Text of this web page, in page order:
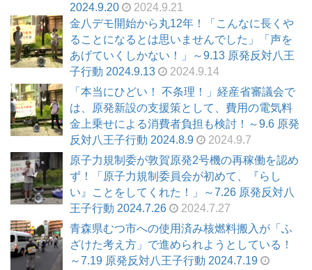
2024.9.20
2024.9.21
金八デモ開始から丸12年！「こんなに長くや
ることになるとは思いませんでした」「声を
あげていくしかない！」～9.13 原発反対八王
子行動 2024.9.13
2024.9.14
「本当にひどい！ 不条理！」経産省審議会で
は、原発新設の支援策として、費用の電気料
金上乗せによる消費者負担も検討！～9.6 原発
反対八王子行動 2024.8.9
2024.9.7
原子力規制委が敦賀原発2号機の再稼働を認め
ず！「原子力規制委員会が初めて、『らし
い』ことをしてくれた！」～7.26 原発反対八
王子行動 2024.7.26
2024.7.27
青森県むつ市への使用済み核燃料搬入が「ふ
ざけた考え方」で進められようとしている！
～7.19 原発反対八王子行動 2024.7.19